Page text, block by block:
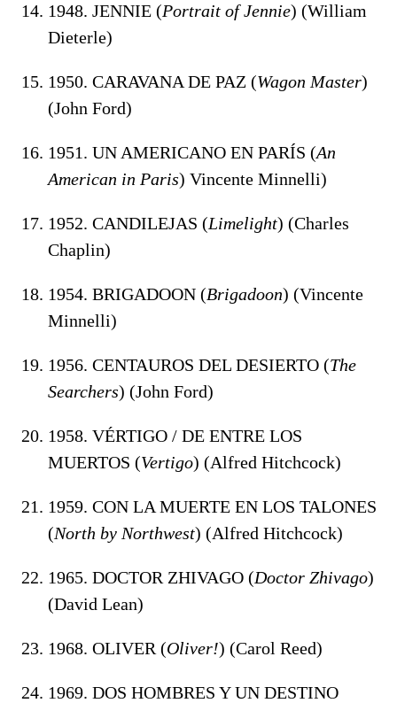
1948. JENNIE (Portrait of Jennie) (William
Dieterle)
1950. CARAVANA DE PAZ (Wagon Master)
(John Ford)
1951. UN AMERICANO EN PARÍS (An
American in Paris) Vincente Minnelli)
1952. CANDILEJAS (Limelight) (Charles
Chaplin)
1954. BRIGADOON (Brigadoon) (Vincente
Minnelli)
1956. CENTAUROS DEL DESIERTO (The
Searchers) (John Ford)
1958. VÉRTIGO / DE ENTRE LOS
MUERTOS (Vertigo) (Alfred Hitchcock)
1959. CON LA MUERTE EN LOS TALONES
(North by Northwest) (Alfred Hitchcock)
1965. DOCTOR ZHIVAGO (Doctor Zhivago)
(David Lean)
1968. OLIVER (Oliver!) (Carol Reed)
1969. DOS HOMBRES Y UN DESTINO